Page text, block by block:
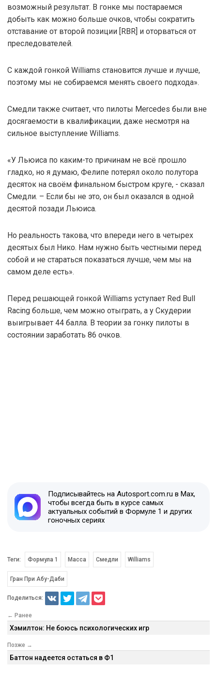
возможный результат. В гонке мы постараемся
добыть как можно больше очков, чтобы сократить
отставание от второй позиции [RBR] и оторваться от
преследователей.
С каждой гонкой Williams становится лучше и лучше,
поэтому мы не собираемся менять своего подхода».
Смедли также считает, что пилоты Mercedes были вне
досягаемости в квалификации, даже несмотря на
сильное выступление Williams.
«У Льюиса по каким-то причинам не всё прошло
гладко, но я думаю, Фелипе потерял около полутора
десяток на своём финальном быстром круге, - сказал
Смедли. – Если бы не это, он был оказался в одной
десятой позади Льюиса.
Но реальность такова, что впереди него в четырех
десятых был Нико. Нам нужно быть честными перед
собой и не стараться показаться лучше, чем мы на
самом деле есть».
Перед решающей гонкой Williams уступает Red Bull
Racing больше, чем можно отыграть, а у Скудерии
выигрывает 44 балла. В теории за гонку пилоты в
состоянии заработать 86 очков.
Подписывайтесь на Autosport.com.ru в Max,
чтобы всегда быть в курсе самых
актуальных событий в Формуле 1 и других
гоночных сериях
Теги: Формула 1 Масса Смедли Williams
Гран При Абу-Даби
Поделиться:
← Ранее
Хэмилтон: Не боюсь психологических игр
Позже →
Баттон надеется остаться в Ф1